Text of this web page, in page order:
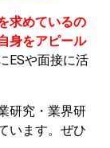
求めているの
身をアピール
ESや面接に活
研究・業界研
います。ぜひ